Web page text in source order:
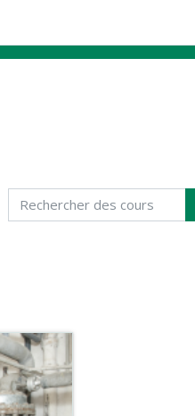
Rechercher des cours